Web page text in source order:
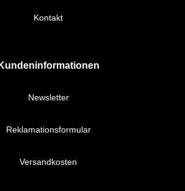
Kontakt
Kundeninformationen
Newsletter
Reklamationsformular
Versandkosten